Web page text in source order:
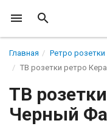
Главная Ретро розетки
ТВ розетки ретро
ТВ
Черный